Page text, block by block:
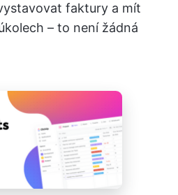
faktury a mít
– to není žádná